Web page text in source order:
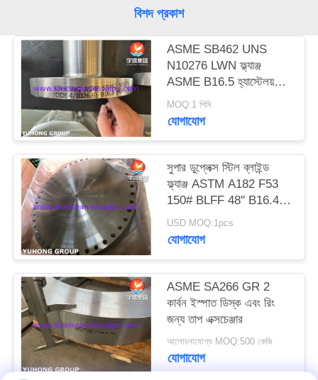
SITEMAP
PRIVACY
POLICY
বিশদ প্রকাশ
ASME SB462 UNS
N10276 LWN ফ্ল্যাঞ্জ
ASME B16.5 হ্যাস্টেলয়
C276 লং ওয়েল্ড নেক ফ্ল্যাঞ্জ
MOQ:1 পিসি
যোগাযোগ
সুপার ডুপ্লেক্স স্টিল ব্লাইন্ড
ফ্ল্যাঞ্জ ASTM A182 F53
150# BLFF 48'' B16.47
সিরিজ A
USD MOQ:1pcs
যোগাযোগ
ASME SA266 GR 2
কার্বন ইস্পাত ডিস্ক এবং রিং
জন্য তাপ এক্সচেঞ্জার
আলোচনাযোগ্য MOQ:500 কেজি
যোগাযোগ